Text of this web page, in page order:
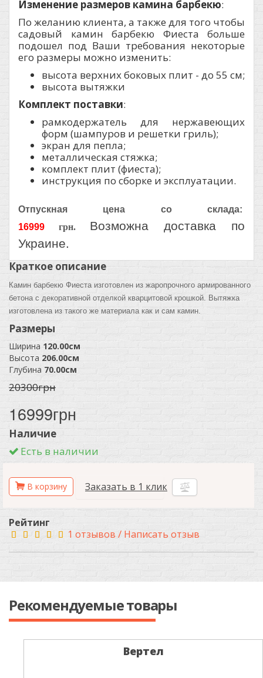
Изменение размеров камина барбекю:
По желанию клиента, а также для того чтобы
садовый камин барбекю Фиеста больше
подошел под Ваши требования некоторые
его размеры можно изменить:
высота верхних боковых плит - до 55 см;
высота вытяжки
Комплект поставки:
рамкодержатель для нержавеющих
форм (шампуров и решетки гриль);
экран для пепла;
металлическая стяжка;
комплект плит (фиеста);
инструкция по сборке и эксплуатации.
Отпускная цена со склада:
16999 грн. Возможна доставка по
Украине.
Краткое описание
Камин барбекю Фиеста изготовлен из жаропрочного армированного
бетона с декоративной отделкой кварцитовой крошкой. Вытяжка
изготовлена из такого же материала как и сам камин.
Размеры
Ширина 120.00см
Высота 206.00см
Глубина 70.00см
20300грн
16999грн
Наличие
Есть в наличии
Заказать в 1 клик
Рейтинг
1 отзывов / Написать отзыв
Рекомендуемые товары
Вертел